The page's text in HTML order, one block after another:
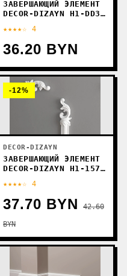
ЗАВЕРШАЮЩИЙ ЭЛЕМЕНТ
DECOR-DIZAYN H1-DD35
★★★★☆ 4
36.20 BYN
-12%
DECOR-DIZAYN
ЗАВЕРШАЮЩИЙ ЭЛЕМЕНТ
DECOR-DIZAYN H1-157A
★★★★☆ 4
37.70 BYN
42.60
BYN